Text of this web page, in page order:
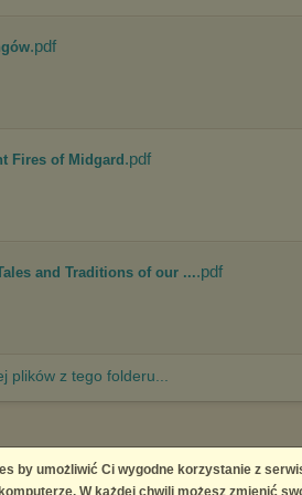
.pdf
Fires of Midgard .pdf
and Traditions of our ....pdf
plików z tego folderu...
infringement
by umożliwić Ci wygodne korzystanie z
W każdej chwili możesz zmienić